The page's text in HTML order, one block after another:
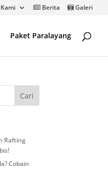
Berita Galeri
Paket Paralayang
Rafting
Cobain